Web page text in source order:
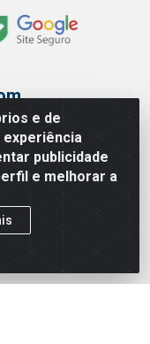
e de
publicidade
e melhorar a
Paulo/SP
Vautier, 468 - Pari, São
0003-68